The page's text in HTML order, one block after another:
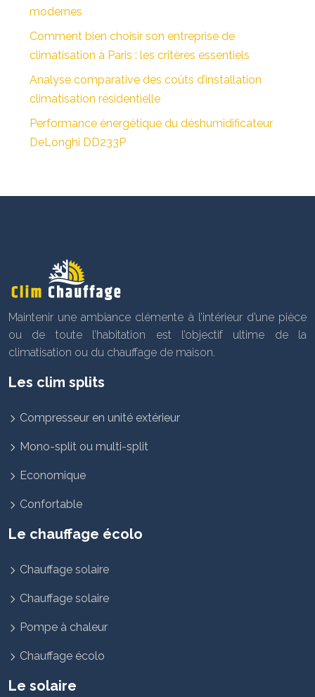
modernes
Comment bien choisir son entreprise de
climatisation à Paris : les critères essentiels
Analyse comparative des coûts d’installation
climatisation résidentielle
Performance énergétique du déshumidificateur
DeLonghi DD233P
Maintenir une ambiance clémente à l’intérieur d’une pièce
ou de toute l’habitation est l’objectif ultime de la
climatisation ou du chauffage de maison.
Les clim splits
Compresseur en unité extérieur
Mono-split ou multi-split
Economique
Confortable
Le chauffage écolo
Chauffage solaire
Chauffage solaire
Pompe à chaleur
Chauffage écolo
Le solaire